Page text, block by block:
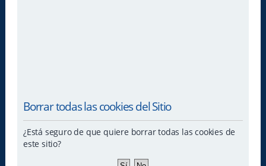
Borrar todas las cookies del Sitio
¿Está seguro de que quiere borrar todas las cookies de
este sitio?